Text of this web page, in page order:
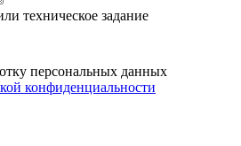
техническое задание
персональных данных
конфиденциальности